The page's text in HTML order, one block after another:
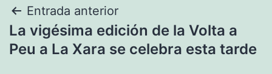
Navegación
de
Entrada anterior
La vigésima edición de la Volta a
Peu a La Xara se celebra esta tarde